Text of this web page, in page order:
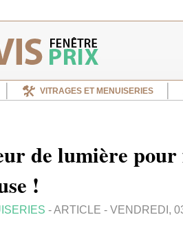
VITRAGES ET MENUISERIES
de lumière pour
!
- ARTICLE - VENDREDI,